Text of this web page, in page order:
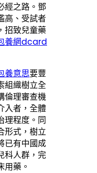
經之路。鄧
高、受試者
招致兒童藥
養網dcard
養意思要豐
組織樹立全
倫理審查機
入者，全體
理程度。同
形式，樹立
已有中國成
科人群，完
用藥。